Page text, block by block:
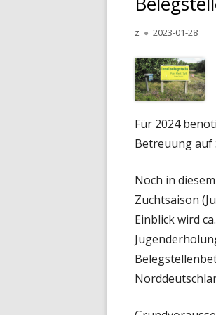
Autor
z
Veröffentlicht
2023-01-28
Für 2024
Betreuungauf
Noch in
Zuchtsaison
Einblick wird